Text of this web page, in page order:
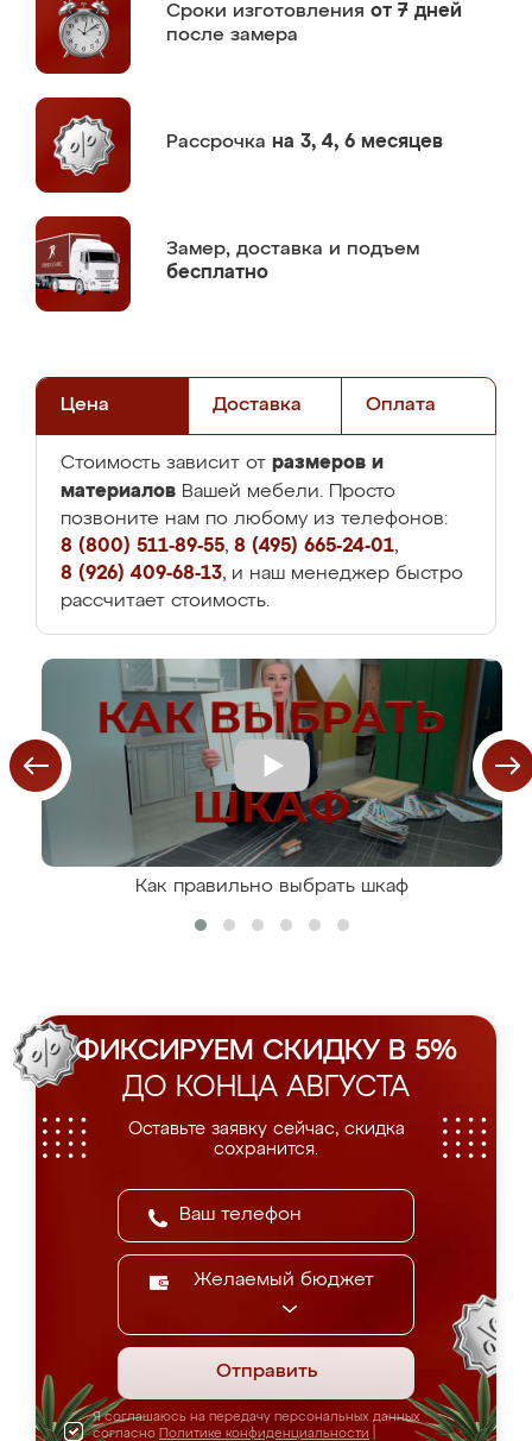
Сроки изготовления от 7 дней
после замера
Рассрочка на 3, 4, 6 месяцев
Замер, доставка и подъем
бесплатно
Цена Доставка Оплата
Стоимость зависит от размеров и
материалов Вашей мебели. Просто
позвоните нам по любому из телефонов:
8 (800) 511-89-55, 8 (495) 665-24-01,
8 (926) 409-68-13, и наш менеджер быстро
рассчитает стоимость.
Как правильно выбрать шкаф
ФИКСИРУЕМ СКИДКУ В 5%
ДО КОНЦА АВГУСТА
Оставьте заявку сейчас, скидка
сохранится.
Желаемый бюджет
Отправить
Я соглашаюсь на передачу персональных данных
согласно Политике конфиденциальности